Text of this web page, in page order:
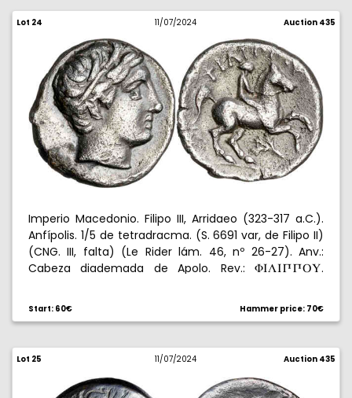
Lot 24 11/07/2024 Auction 435
Imperio Macedonio. Filipo III, Arridaeo (323-317 a.C.).
Anfípolis. 1/5 de tetradracma. (S. 6691 var, de Filipo II)
(CNG. III, falta) (Le Rider lám. 46, nº 26-27). Anv.:
Cabeza diademada de Apolo. Rev.:
FILIRRPY.
bajo Poliperconte. 2,56 g. MBC+.
Start: 60€ Hammer price: 70€
Lot 25 11/07/2024 Auction 435